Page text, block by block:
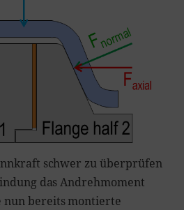
schwer zu überprüfen
das Andrehmoment
nun bereits montierte